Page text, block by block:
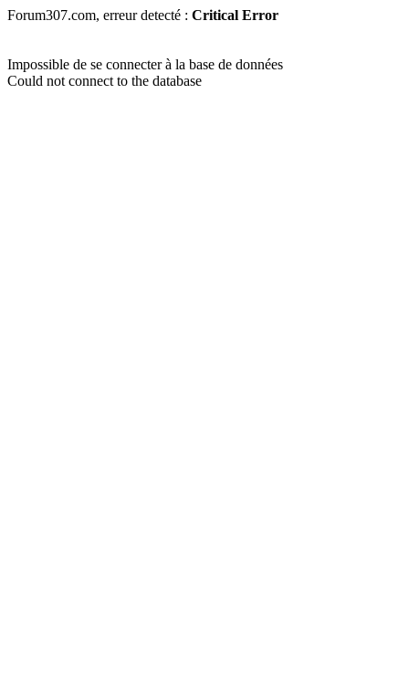
Forum307.com, erreur detecté : Critical Error
Impossible de se connecter à la base de données
Could not connect to the database